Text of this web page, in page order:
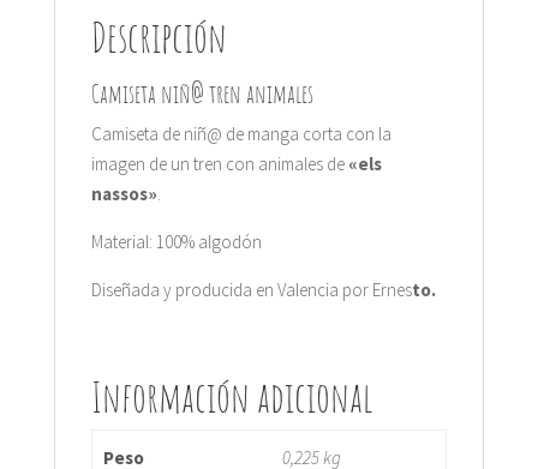
Descripción
Camiseta niñ@ tren animales
Camiseta de niñ@ de manga corta con la
imagen de un tren con animales de «els
nassos»
Material: 100% algodón
Diseñada y producida en Valencia por Ernesto.
Información adicional
Peso 0,225 kg